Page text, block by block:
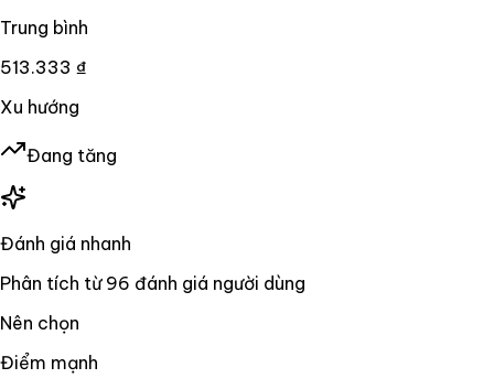
Trung bình
513.333 ₫
Xu hướng
Đang tăng
Đánh giá nhanh
Phân tích từ 96 đánh giá người dùng
Nên chọn
Điểm mạnh